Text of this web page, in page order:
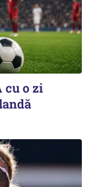
cu o zi